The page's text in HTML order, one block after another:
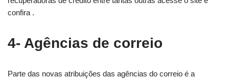
confira .
4- Agências de correio
Parte das novas atribuições das agências do correio é a